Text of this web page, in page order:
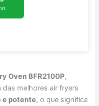
Oven BFR2100P,
melhores air fryers
e potente, o que significa